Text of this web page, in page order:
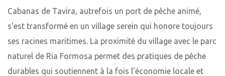
Cabanas de Tavira, autrefois un port de pêche animé,
s'est transformé en un village serein qui honore toujours
ses racines maritimes. La proximité du village avec le parc
naturel de Ria Formosa permet des pratiques de pêche
durables qui soutiennent à la fois l'économie locale et